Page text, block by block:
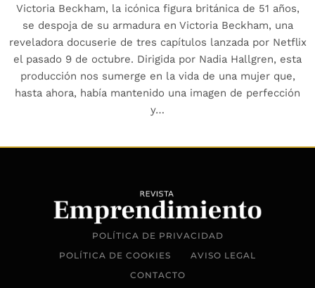
Victoria Beckham, la icónica figura británica de 51 años,
se despoja de su armadura en Victoria Beckham, una
reveladora docuserie de tres capítulos lanzada por Netflix
el pasado 9 de octubre. Dirigida por Nadia Hallgren, esta
producción nos sumerge en la vida de una mujer que,
hasta ahora, había mantenido una imagen de perfección
y…
POLÍTICA DE PRIVACIDAD
POLÍTICA DE COOKIES
AVISO LEGAL
CONTACTO